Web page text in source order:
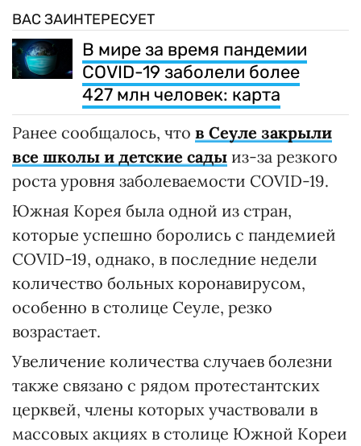
ВАС ЗАИНТЕРЕСУЕТ
В мире за время пандемии
COVID-19 заболели более
427 млн человек: карта
Ранее сообщалось, что в Сеуле закрыли
все школы и детские сады из-за резкого
роста уровня заболеваемости COVID-19.
Южная Корея была одной из стран,
которые успешно боролись с пандемией
COVID-19, однако, в последние недели
количество больных коронавирусом,
особенно в столице Сеуле, резко
возрастает.
Увеличение количества случаев болезни
также связано с рядом протестантских
церквей, члены которых участвовали в
массовых акциях в столице Южной Кореи